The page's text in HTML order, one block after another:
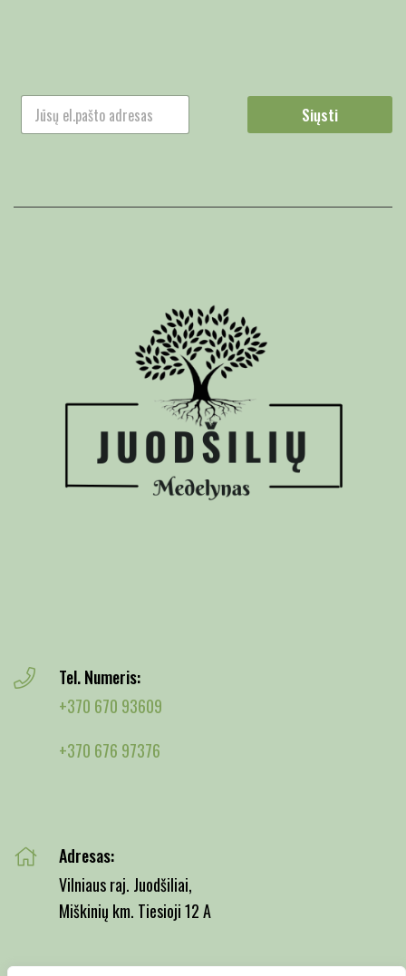
Siųsti
Tel. Numeris:
+370 670 93609
+370 676 97376
Adresas:
Vilniaus raj. Juodšiliai,
Miškinių km. Tiesioji 12 A